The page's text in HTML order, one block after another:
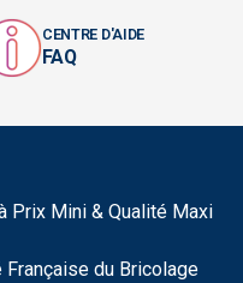
CENTRE D'AIDE
FAQ
Prix Mini & Qualité Maxi
du Bricolage